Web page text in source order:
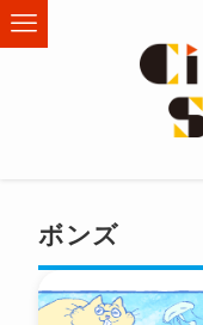
ボンズ